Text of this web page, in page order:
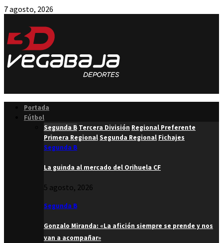
7 agosto, 2026
Portada
Fútbol
Segunda B Tercera División Regional Preferente
Primera RegionalSegunda Regional Fichajes
Segunda B
La guinda al mercado del Orihuela CF
5 agosto, 2026
Segunda B
Gonzalo Miranda: «La afición siempre se prende y nos
van a acompañar»